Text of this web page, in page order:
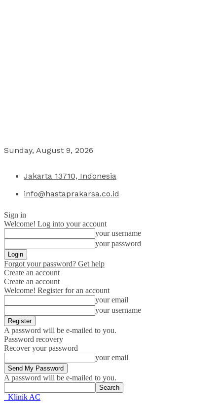
Sunday, August 9, 2026
Jakarta 13710, Indonesia
info@hastaprakarsa.co.id
Sign in
Welcome! Log into your account
your username
your password
Forgot your password? Get help
Create an account
Create an account
Welcome! Register for an account
your email
your username
A password will be e-mailed to you.
Password recovery
Recover your password
your email
A password will be e-mailed to you.
Klinik AC